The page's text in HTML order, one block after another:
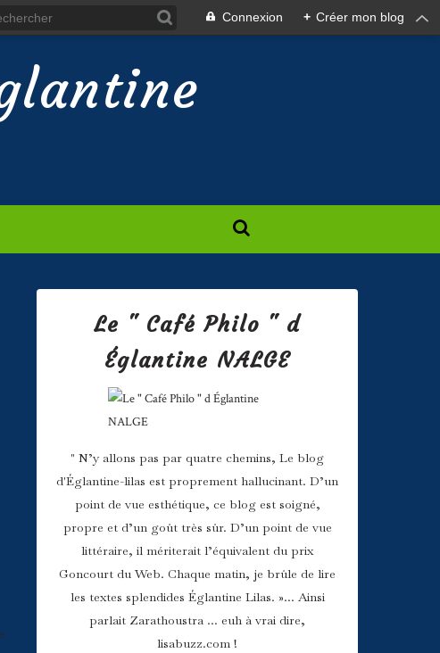
Connexion + Créer mon blog
Le " Café Philo " d
Églantine NALGE
" N’y allons pas par quatre chemins, Le blog
d'Églantine-lilas est proprement hallucinant. D’un
point de vue esthétique, ce blog est soigné,
propre et d’un goût très sûr. D’un point de vue
littéraire, il mériterait l’équivalent du prix
Goncourt du Web. Chaque matin, je brûle de lire
les textes splendides Églantine Lilas. »... Ainsi
parlait Zarathoustra ... euh à vrai dire,
lisabuzz.com !